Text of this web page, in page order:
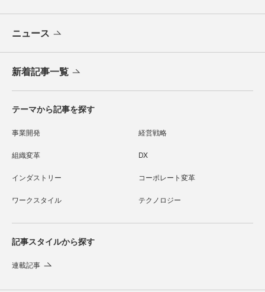
ニュース
新着記事一覧
テーマから記事を探す
事業開発 経営戦略
組織変革 DX
インダストリー コーポレート変革
ワークスタイル テクノロジー
記事スタイルから探す
連載記事